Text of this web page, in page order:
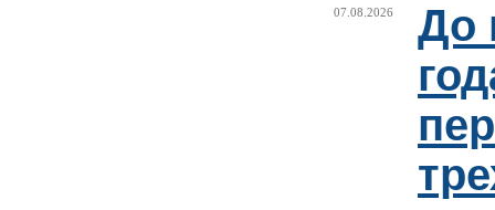
07.08.2026
До